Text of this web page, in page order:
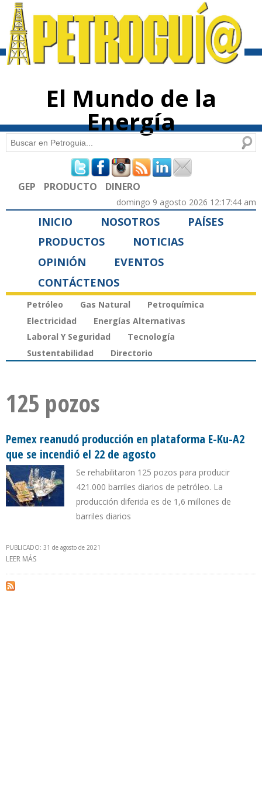
contenido
El Mundo de la
Energía
Formulario de búsqueda
Buscar
GEP PRODUCTO DINERO
domingo 9 agosto 2026 12:17:44 am
INICIO NOSOTROS
PAÍSES
PRODUCTOS
NOTICIAS
OPINIÓN
EVENTOS
CONTÁCTENOS
Petróleo Gas Natural
Petroquímica
Electricidad
Energías Alternativas
Laboral Y Seguridad
Tecnología
Sustentabilidad
Directorio
125 pozos
Pemex reanudó producción en plataforma E-Ku-A2
que se incendió el 22 de agosto
Se rehabilitaron 125 pozos para producir
421.000 barriles diarios de petróleo. La
producción diferida es de 1,6 millones de
barriles diarios
PUBLICADO: 31 de agosto de 2021
LEER MÁS